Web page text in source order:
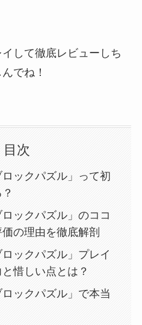
して徹底レビューしち
でね！
目次
ロックパズル」って初
ロックパズル」のココ
の理由を徹底解剖
ロックパズル」プレイ
惜しい点とは？
ロックパズル」で本当